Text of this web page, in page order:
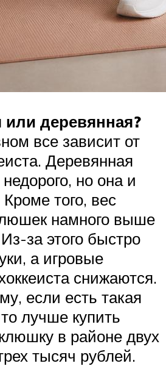
или деревянная?
все зависит от
Деревянная
но она и
того, вес
намного выше
за этого быстро
а игровые
снижаются.
если есть такая
лучше купить
в районе двух
тысяч рублей.